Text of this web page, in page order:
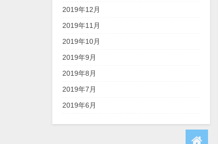
2019年12月
2019年11月
2019年10月
2019年9月
2019年8月
2019年7月
2019年6月